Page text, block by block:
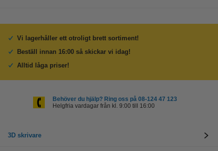
Vi lagerhåller ett otroligt brett sortiment!
Beställ innan 16:00 så skickar vi idag!
Alltid låga priser!
Behöver du hjälp? Ring oss på 08-124 47 123
Helgfria vardagar från kl. 9:00 till 16:00
3D skrivare